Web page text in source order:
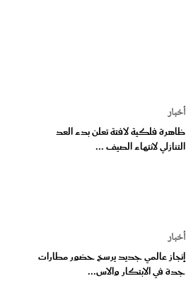
أخبار
ظاهرة فلكية لافتة تعلن بدء العد
التنازلي لانتهاء الصيف ...
أخبار
إنجاز عالمي جديد يرسخ حضور مطارات
جدة في الابتكار والاس...